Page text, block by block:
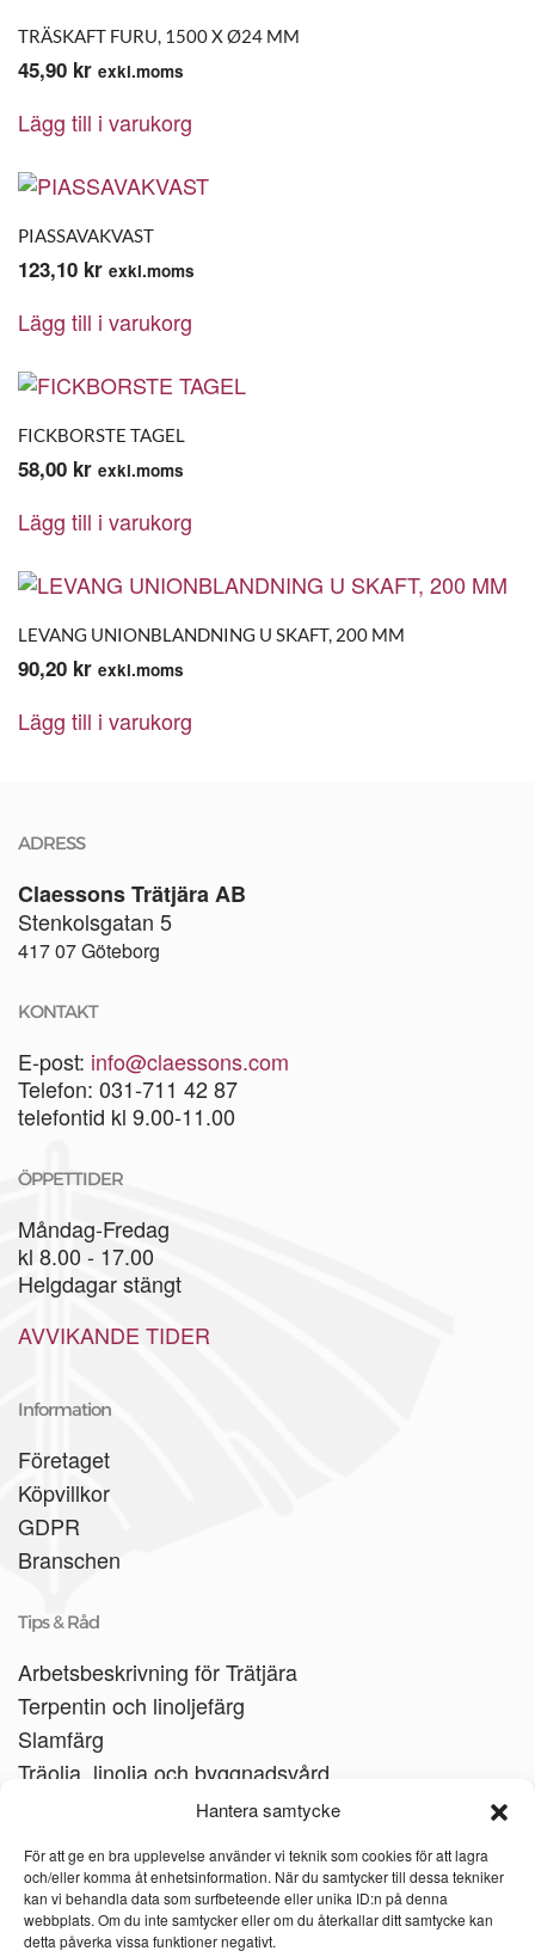
Hantera samtycke
För att ge en bra upplevelse använder vi teknik som cookies för att lagra
och/eller komma åt enhetsinformation. När du samtycker till dessa tekniker
kan vi behandla data som surfbeteende eller unika ID:n på denna
webbplats. Om du inte samtycker eller om du återkallar ditt samtycke kan
detta påverka vissa funktioner negativt.
TRÄSKAFT FURU, 1500 X Ø24 MM
45,90 kr exkl.moms
Lägg till i varukorg
PIASSAVAKVAST
123,10 kr exkl.moms
Lägg till i varukorg
FICKBORSTE TAGEL
58,00 kr exkl.moms
Lägg till i varukorg
LEVANG UNIONBLANDNING U SKAFT, 200 MM
90,20 kr exkl.moms
Lägg till i varukorg
ADRESS
Claessons Trätjära AB
Stenkolsgatan 5
417 07 Göteborg
KONTAKT
E-post: info@claessons.com
Telefon: 031-711 42 87
telefontid kl 9.00-11.00
ÖPPETTIDER
Måndag-Fredag
kl 8.00 - 17.00
Helgdagar stängt
AVVIKANDE TIDER
Information
Företaget
Köpvillkor
GDPR
Branschen
Tips & Råd
Arbetsbeskrivning för Trätjära
Terpentin och linoljefärg
Slamfärg
Träolja, linolja och byggnadsvård